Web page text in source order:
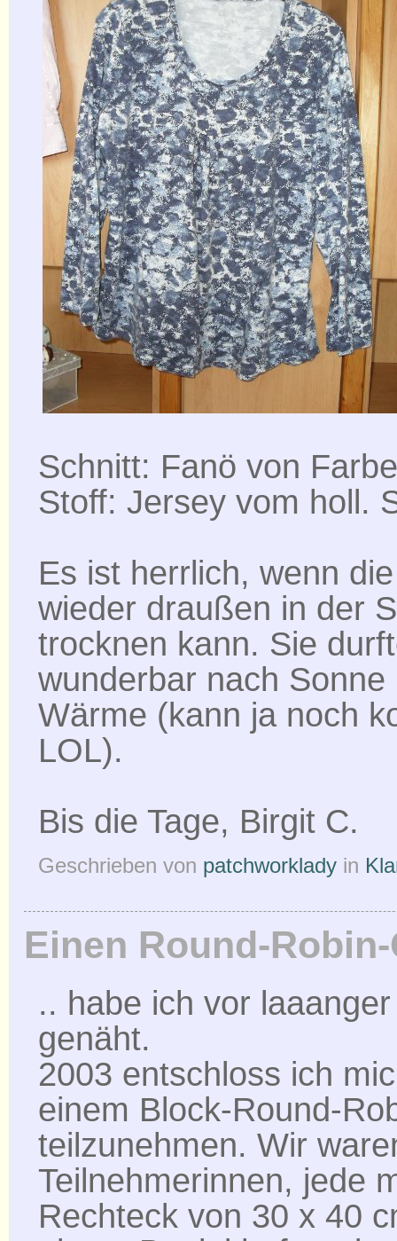
Schnitt: Fanö von
Stoff: Jersey vom holl.
Es ist herrlich, wenn
wieder draußen in der
trocknen kann. Sie
wunderbar nach Sonne
Wärme (kann ja noch
LOL).
Bis die Tage, Birgit C.
Geschrieben von patchworklady in
Einen Round-
.. habe ich vor
genäht.
2003 entschloss ich
einem Block-Round-
teilzunehmen. Wir
Teilnehmerinnen, jede
Rechteck von 30 x 40